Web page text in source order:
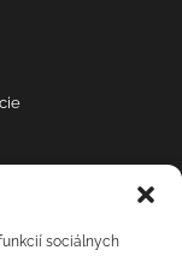
sociálnych